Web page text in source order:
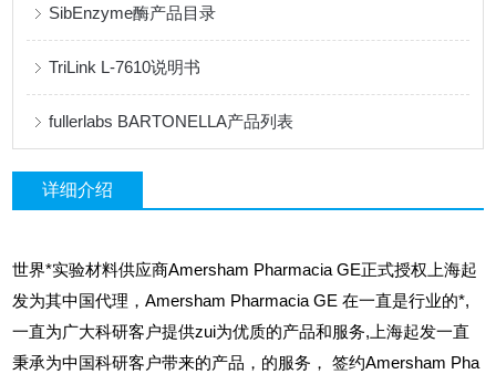
SibEnzyme酶产品目录
TriLink L-7610说明书
fullerlabs BARTONELLA产品列表
详细介绍
世界*实验材料供应商Amersham Pharmacia GE正式授权上海起
发为其中国代理，Amersham Pharmacia GE 在一直是行业的*,
一直为广大科研客户提供zui为优质的产品和服务,上海起发一直
秉承为中国科研客户带来的产品，的服务，
签约Amersham Pha